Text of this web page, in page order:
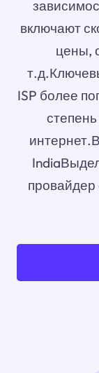
включают
цены,
ISP более
провайдер